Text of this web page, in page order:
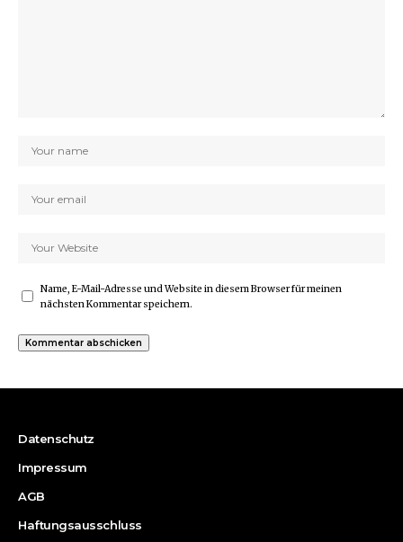
Name, E-Mail-Adresse und Website in diesem Browser für meinen
nächsten Kommentar speichern.
Datenschutz
Impressum
AGB
Haftungsausschluss